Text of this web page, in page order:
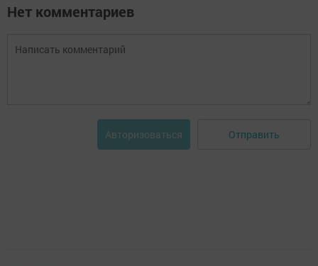
Нет комментариев
Авторизоваться Отправить